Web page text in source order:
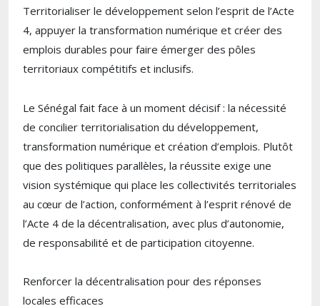
Territorialiser le développement selon l’esprit de l’Acte
4, appuyer la transformation numérique et créer des
emplois durables pour faire émerger des pôles
territoriaux compétitifs et inclusifs.
Le Sénégal fait face à un moment décisif : la nécessité
de concilier territorialisation du développement,
transformation numérique et création d’emplois. Plutôt
que des politiques parallèles, la réussite exige une
vision systémique qui place les collectivités territoriales
au cœur de l’action, conformément à l’esprit rénové de
l’Acte 4 de la décentralisation, avec plus d’autonomie,
de responsabilité et de participation citoyenne.
Renforcer la décentralisation pour des réponses
locales efficaces